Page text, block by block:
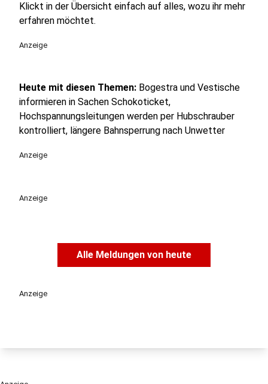
Klickt in der Übersicht einfach auf alles, wozu ihr mehr
erfahren möchtet.
Anzeige
Heute mit diesen Themen: Bogestra und Vestische
informieren in Sachen Schokoticket,
Hochspannungsleitungen werden per Hubschrauber
kontrolliert, längere Bahnsperrung nach Unwetter
Anzeige
Anzeige
Alle Meldungen von heute
Anzeige